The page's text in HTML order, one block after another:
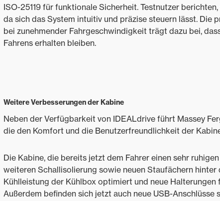
ISO-25119 für funktionale Sicherheit. Testnutzer
da sich das System intuitiv und präzise steuern lässt. Die
bei zunehmender Fahrgeschwindigkeit trägt dazu bei,
Fahrens erhalten bleiben.
Weitere Verbesserungen der Kabine
Neben der Verfügbarkeit von IDEALdrive führt Massey
die den Komfort und die Benutzerfreundlichkeit der
Die Kabine, die bereits jetzt dem Fahrer einen sehr
weiteren Schallisolierung sowie neuen Staufächern
Kühlleistung der Kühlbox optimiert und neue Halterungen
Außerdem befinden sich jetzt auch neue USB-